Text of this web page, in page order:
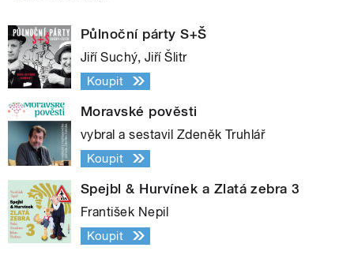
Půlnoční párty S+Š
Jiří Suchý, Jiří Šlitr
Koupit
Moravské pověsti
vybral a sestavil Zdeněk Truhlář
Koupit
Spejbl & Hurvínek a Zlatá zebra 3
František Nepil
Koupit